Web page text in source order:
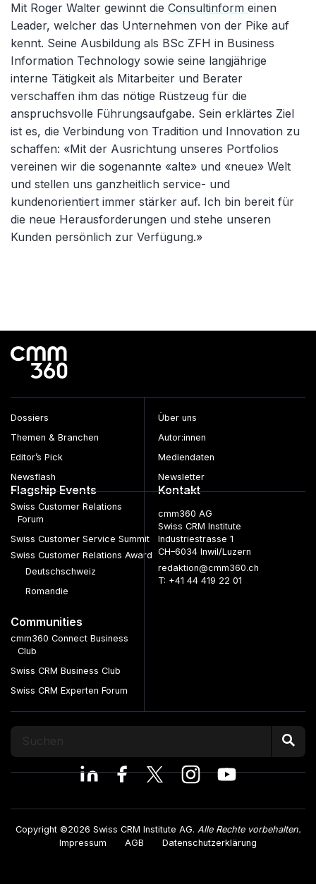
Mit Roger Walter gewinnt die Consultinform einen
Leader, welcher das Unternehmen von der Pike auf
kennt. Seine Ausbildung als BSc ZFH in Business
Information Technology sowie seine langjährige
interne Tätigkeit als Mitarbeiter und Berater
verschaffen ihm das nötige Rüstzeug für die
anspruchsvolle Führungsaufgabe. Sein erklärtes Ziel
ist es, die Verbindung von Tradition und Innovation zu
schaffen: «Mit der Ausrichtung unseres Portfolios
vereinen wir die sogenannte «alte» und «neue» Welt
und stellen uns ganzheitlich service- und
kundenorientiert immer stärker auf. Ich bin bereit für
die neue Herausforderungen und stehe unseren
Kunden persönlich zur Verfügung.»
Dossiers
Themen & Branchen
Editor’s Pick
Newsflash
Über uns
Autor:innen
Mediendaten
Newsletter
Flagship Events
Swiss Customer Relations
Forum
Swiss Customer Service Summit
Swiss Customer Relations Award
Deutschschweiz
Romandie
Communities
cmm360 Connect Business
Club
Swiss CRM Business Club
Swiss CRM Experten Forum
Kontakt
cmm360 AG
Swiss CRM Institute
Industriestrasse 1
CH–6034 Inwil/Luzern
redaktion@cmm360.ch
T: +41 44 419 22 01
Copyright ©2026 Swiss CRM Institute AG. Alle Rechte vorbehalten.
Impressum
AGB Datenschutzerklärung